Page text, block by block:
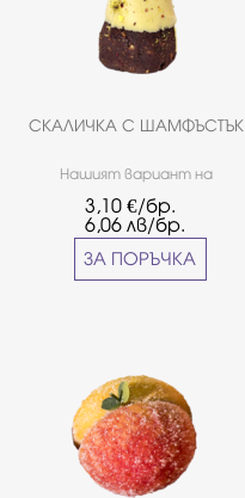
СКАЛИЧКА С ШАМФЪСТЪК
Нашият вариант на
с добавени червени
боровинки, завършени с бял
3,10 €/бр.
6,06 лв/бр.
ЗА ПОРЪЧКА